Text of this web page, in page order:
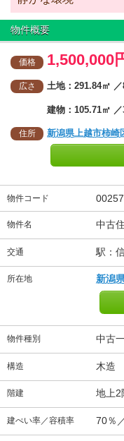
物件概要
価格 1,500,000
広さ 土地：291.84㎡
建物：105.71㎡
住所 新潟県上越市柿崎
物件コード
物件名 中古
交通 駅：
所在地 新潟
物件種別 中古
構造 木造
階建 地上2
建ぺい率／容積率 70％